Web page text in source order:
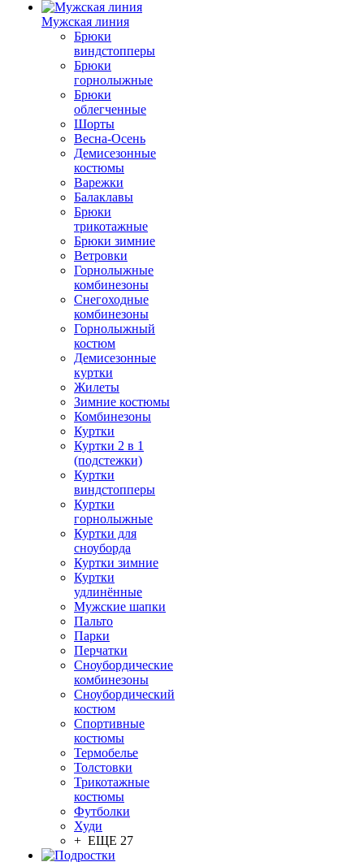
Мужская линия
Брюки
виндстопперы
Брюки
горнолыжные
Брюки
облегченные
Шорты
Весна-Осень
Демисезонные
костюмы
Варежки
Балаклавы
Брюки
трикотажные
Брюки зимние
Ветровки
Горнолыжные
комбинезоны
Снегоходные
комбинезоны
Горнолыжный
костюм
Демисезонные
куртки
Жилеты
Зимние костюмы
Комбинезоны
Куртки
Куртки 2 в 1
(подстежки)
Куртки
виндстопперы
Куртки
горнолыжные
Куртки для
сноуборда
Куртки зимние
Куртки
удлинённые
Мужские шапки
Пальто
Парки
Перчатки
Сноубордические
комбинезоны
Сноубордический
костюм
Спортивные
костюмы
Термобелье
Толстовки
Трикотажные
костюмы
Футболки
Худи
+ ЕЩЕ 27